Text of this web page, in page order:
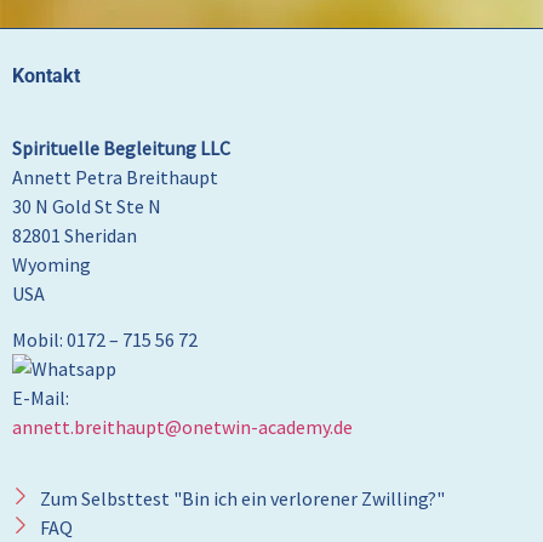
Kontakt
Spirituelle Begleitung LLC
Annett Petra Breithaupt
30 N Gold St Ste N
82801 Sheridan
Wyoming
USA
Mobil: 0172 – 715 56 72
E-Mail:
annett.breithaupt@onetwin-academy.de
Zum Selbsttest "Bin ich ein verlorener Zwilling?"
FAQ